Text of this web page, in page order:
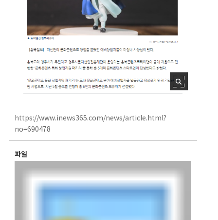
https://www.inews365.com/news/article.html?
no=690478
파일